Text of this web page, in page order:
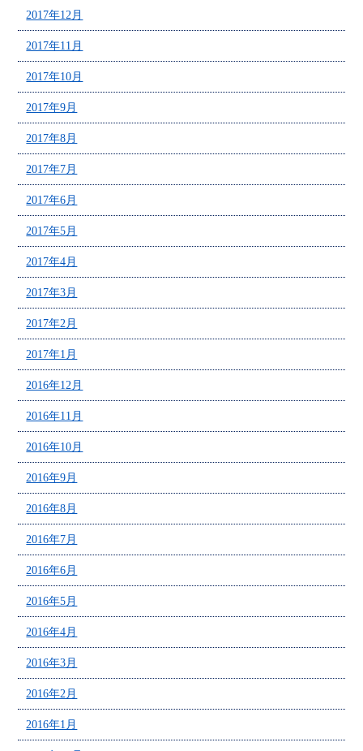
2017年12月
2017年11月
2017年10月
2017年9月
2017年8月
2017年7月
2017年6月
2017年5月
2017年4月
2017年3月
2017年2月
2017年1月
2016年12月
2016年11月
2016年10月
2016年9月
2016年8月
2016年7月
2016年6月
2016年5月
2016年4月
2016年3月
2016年2月
2016年1月